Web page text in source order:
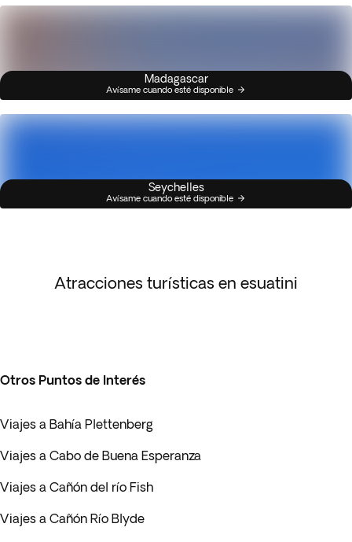
Madagascar
Avísame cuando esté disponible
Seychelles
Avísame cuando esté disponible
Atracciones turísticas en esuatini
Otros Puntos de Interés
Viajes a Bahía Plettenberg
Viajes a Cabo de Buena Esperanza
Viajes a Cañón del río Fish
Viajes a Cañón Río Blyde